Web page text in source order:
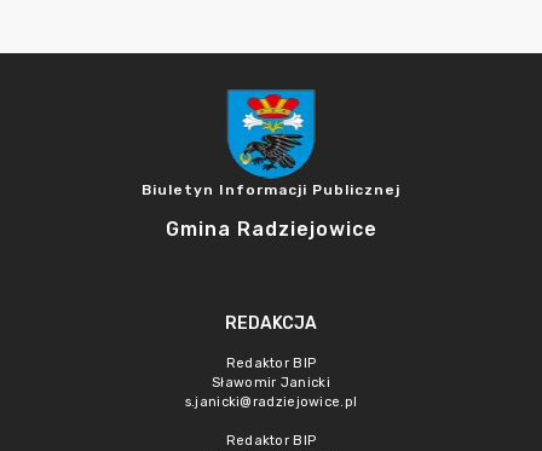
Biuletyn Informacji Publicznej
Gmina Radziejowice
REDAKCJA
Redaktor BIP
Sławomir Janicki
s.janicki@radziejowice.pl
Redaktor BIP